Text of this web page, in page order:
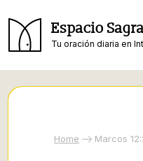
Espacio
Tu oración diaria en
Home Marcos